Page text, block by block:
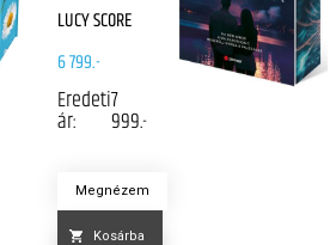
LUCY SCORE
6 799.-
Eredeti
ár:
7
999.-
Megnézem
Kosárba